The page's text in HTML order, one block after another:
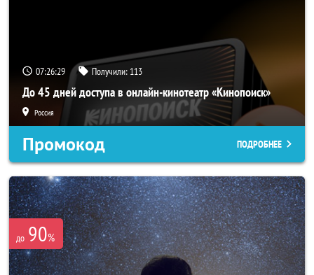
07:26:28 Получили: 113
До 45 дней доступа в онлайн-кинотеатр «Кинопоиск»
Россия
Промокод ПОДРОБНЕЕ
до 90%